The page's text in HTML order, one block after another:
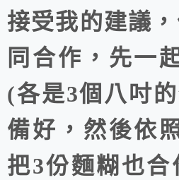
接受我的建議
同合作，先一
(各是3個八吋
備好，然後依
把3份麵糊也合